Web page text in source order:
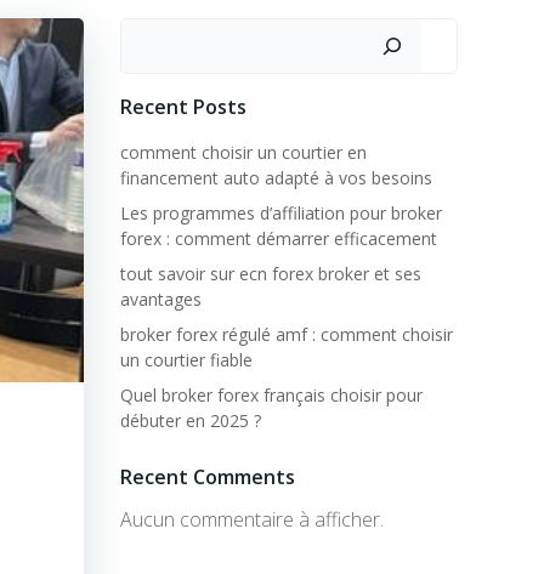
Recent Posts
comment choisir un courtier en
financement auto adapté à vos besoins
Les programmes d’affiliation pour broker
forex : comment démarrer efficacement
tout savoir sur ecn forex broker et ses
avantages
broker forex régulé amf : comment choisir
un courtier fiable
Quel broker forex français choisir pour
débuter en 2025 ?
Recent Comments
Aucun commentaire à afficher.